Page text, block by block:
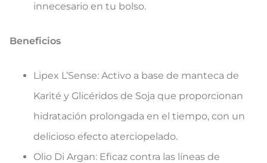
innecesario en tu bolso.
Beneficios
Lipex L’Sense: Activo a base de manteca de
Karité y Glicéridos de Soja que proporcionan
hidratación prolongada en el tiempo, con un
delicioso efecto aterciopelado.
Olio Di Argan: Eficaz contra las líneas de